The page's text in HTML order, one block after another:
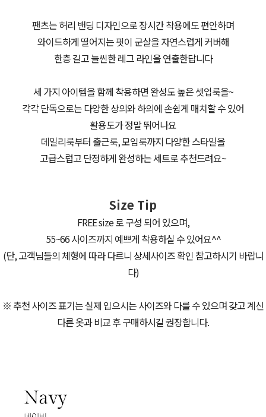
팬츠는 허리 밴딩 디자인으로 장시간 착용에도 편안하며
와이드하게 떨어지는 핏이 군살을 자연스럽게 커버해
한층 길고 늘씬한 레그 라인을 연출한답니다
세 가지 아이템을 함께 착용하면 완성도 높은 셋업룩을~
각각 단독으로는 다양한 상의와 하의에 손쉽게 매치할 수 있어
활용도가 정말 뛰어나요
데일리룩부터 출근룩, 모임룩까지 다양한 스타일을
고급스럽고 단정하게 완성하는 세트로 추천드려요~
Size Tip
FREE size 로 구성 되어 있으며,
55~66 사이즈까지 예쁘게 착용하실 수 있어요^^
(단, 고객님들의 체형에 따라 다르니 상세사이즈 확인 참고하시기 바랍니
다)
※ 추천 사이즈 표기는 실제 입으시는 사이즈와 다를 수 있으며 갖고 계신
다른 옷과 비교 후 구매하시길 권장합니다.